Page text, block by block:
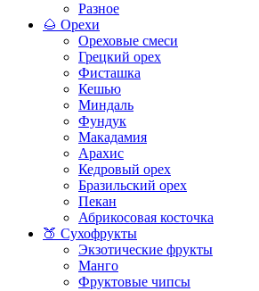
Разное
🌰 Орехи
Ореховые смеси
Грецкий орех
Фисташка
Кешью
Миндаль
Фундук
Макадамия
Арахис
Кедровый орех
Бразильский орех
Пекан
Абрикосовая косточка
🍑 Сухофрукты
Экзотические фрукты
Манго
Фруктовые чипсы